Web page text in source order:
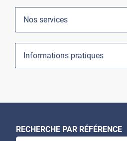
Nos services
Informations pratiques
RECHERCHE PAR RÉFÉRENCE